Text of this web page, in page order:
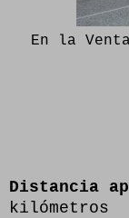
En la
Distancia
kilómetros